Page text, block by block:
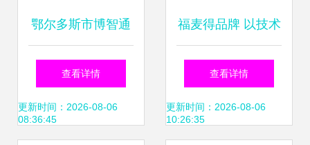
鄂尔多斯市博智通
慧工程技术咨询有
限责任公司的技术
查看详情
更新时间：2026-08-06
08:36:45
福麦得品牌 以技术
快速解决需求，赢
得客户长期合作
查看详情
更新时间：2026-08-06
10:26:35